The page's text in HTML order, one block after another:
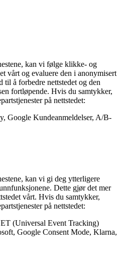
kan vi følge klikke- og
vårt og evaluere den i anonymisert
til å forbedre nettstedet og den
fortløpende. Hvis du samtykker,
på nettstedet:
Google Kundeanmeldelser, A/B-
kan vi gi deg ytterligere
Dette gjør det mer
vårt. Hvis du samtykker,
på nettstedet:
(Universal Event Tracking)
Google Consent Mode, Klarna,